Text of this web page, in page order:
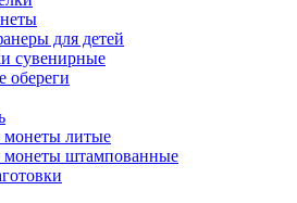
для детей
сувенирные
обереги
литые
штампованные